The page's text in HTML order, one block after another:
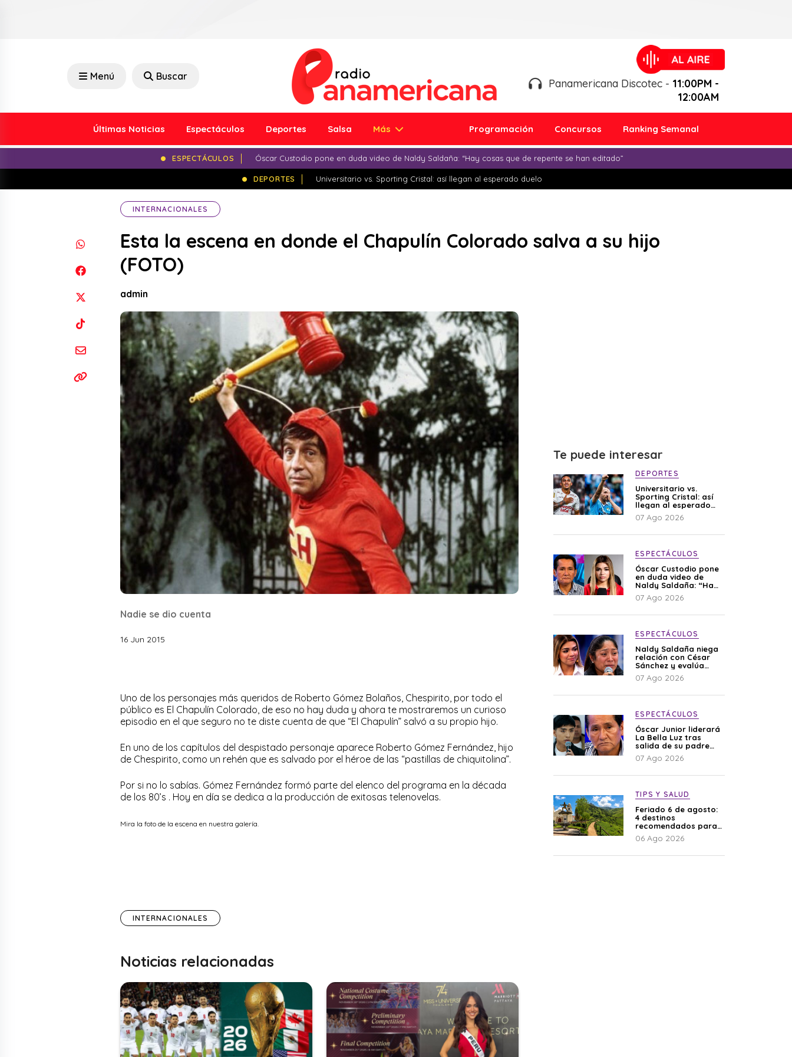
Menú Buscar
Panamericana Discotec - 11:00PM -
12:00AM
Últimas Noticias Espectáculos Deportes Salsa Más Programación Concursos Ranking Semanal
ESPECTÁCULOS Óscar Custodio pone en duda video de Naldy Saldaña: “Hay cosas que de repente se han editado”
DEPORTES Universitario vs. Sporting Cristal: así llegan al esperado duelo
INTERNACIONALES
Esta la escena en donde el Chapulín Colorado salva a su hijo
(FOTO)
admin
Nadie se dio cuenta
16 Jun 2015
Uno de los personajes más queridos de Roberto Gómez Bolaños, Chespirito, por todo el
público es El Chapulín Colorado, de eso no hay duda y ahora te mostraremos un curioso
episodio en el que seguro no te diste cuenta de que “El Chapulín” salvó a su propio hijo.
En uno de los capítulos del despistado personaje aparece Roberto Gómez Fernández, hijo
de Chespirito, como un rehén que es salvado por el héroe de las “pastillas de chiquitolina”.
Por si no lo sabías. Gómez Fernández formó parte del elenco del programa en la década
de los 80’s . Hoy en día se dedica a la producción de exitosas telenovelas.
Mira la foto de la escena en nuestra galería.
INTERNACIONALES
Noticias relacionadas
Te puede interesar
DEPORTES
Universitario vs.
Sporting Cristal: así
llegan al esperado
duelo
07 Ago 2026
ESPECTÁCULOS
Óscar Custodio pone
en duda video de
Naldy Saldaña: “Hay
cosas que de repente
se han editado”
07 Ago 2026
ESPECTÁCULOS
Naldy Saldaña niega
relación con César
Sánchez y evalúa
denunciar a su
esposa: “Es una
07 Ago 2026
ESPECTÁCULOS
Óscar Junior liderará
La Bella Luz tras
salida de su padre
por polémica con
Naldy Saldaña
07 Ago 2026
TIPS Y SALUD
Feriado 6 de agosto:
4 destinos
recomendados para
disfrutar el descanso
06 Ago 2026